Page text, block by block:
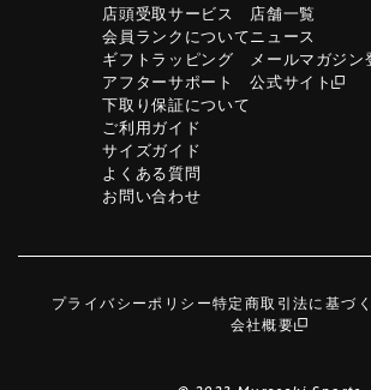
店頭受取サービス
会員ランクについて
ギフトラッピング
アフターサポート
下取り保証について
ご利用ガイド
サイズガイド
よくある質問
お問い合わせ
店舗一覧
ニュース
メールマガジン
公式サイト
プライバシーポリシー特定商取引法に基づ
会社概要